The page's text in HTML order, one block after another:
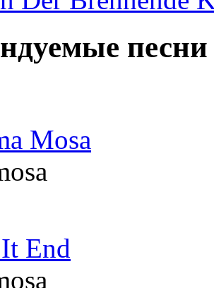
песни
Mosa
End